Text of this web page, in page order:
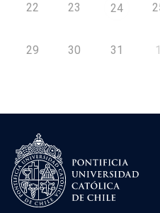
22 23 24
29 30 31 1